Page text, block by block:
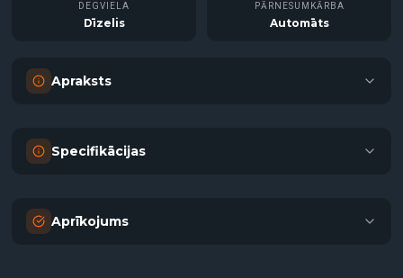
DEGVIELA
Dīzelis
PĀRNESUMKĀRBA
Automāts
Apraksts
Specifikācijas
Aprīkojums